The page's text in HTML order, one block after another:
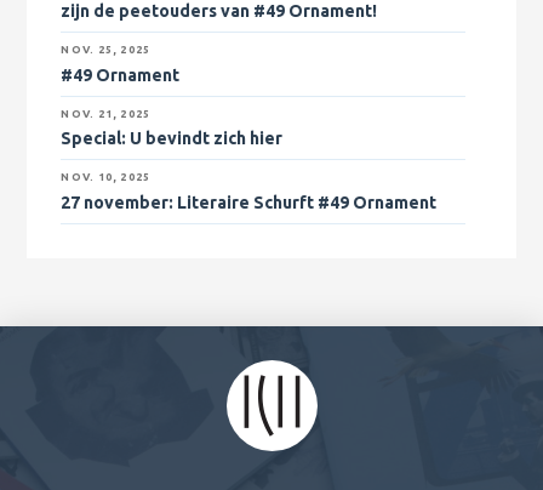
zijn de peetouders van #49 Ornament!
NOV. 25, 2025
#49 Ornament
NOV. 21, 2025
Special: U bevindt zich hier
NOV. 10, 2025
27 november: Literaire Schurft #49 Ornament